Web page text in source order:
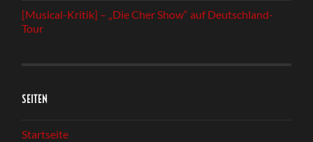
[Musical-Kritik] – „Die Cher Show“ auf Deutschland-
Tour
SEITEN
Startseite